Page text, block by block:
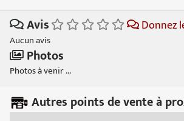
Avis Donnez
Aucun avis
Photos
Photos à venir ...
Autres points de vente à